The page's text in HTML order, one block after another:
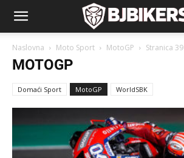
Naslovna Moto Sport MotoGP Stranica 39
MOTOGP
Domaći Sport MotoGP WorldSBK